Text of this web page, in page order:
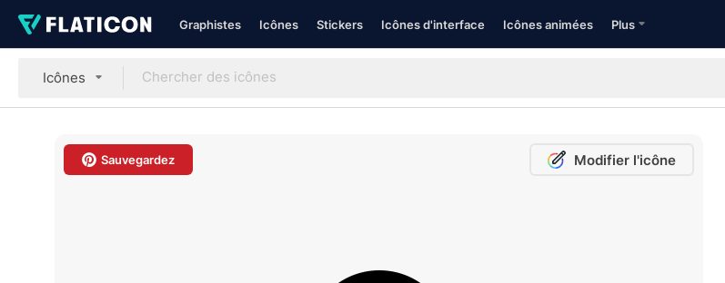
Graphistes Icônes Stickers Icônes d'interface Icônes animées Plus
Icônes
Sauvegardez Modifier l'icône